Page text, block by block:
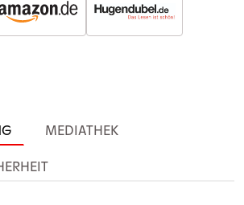
MEDIATHEK